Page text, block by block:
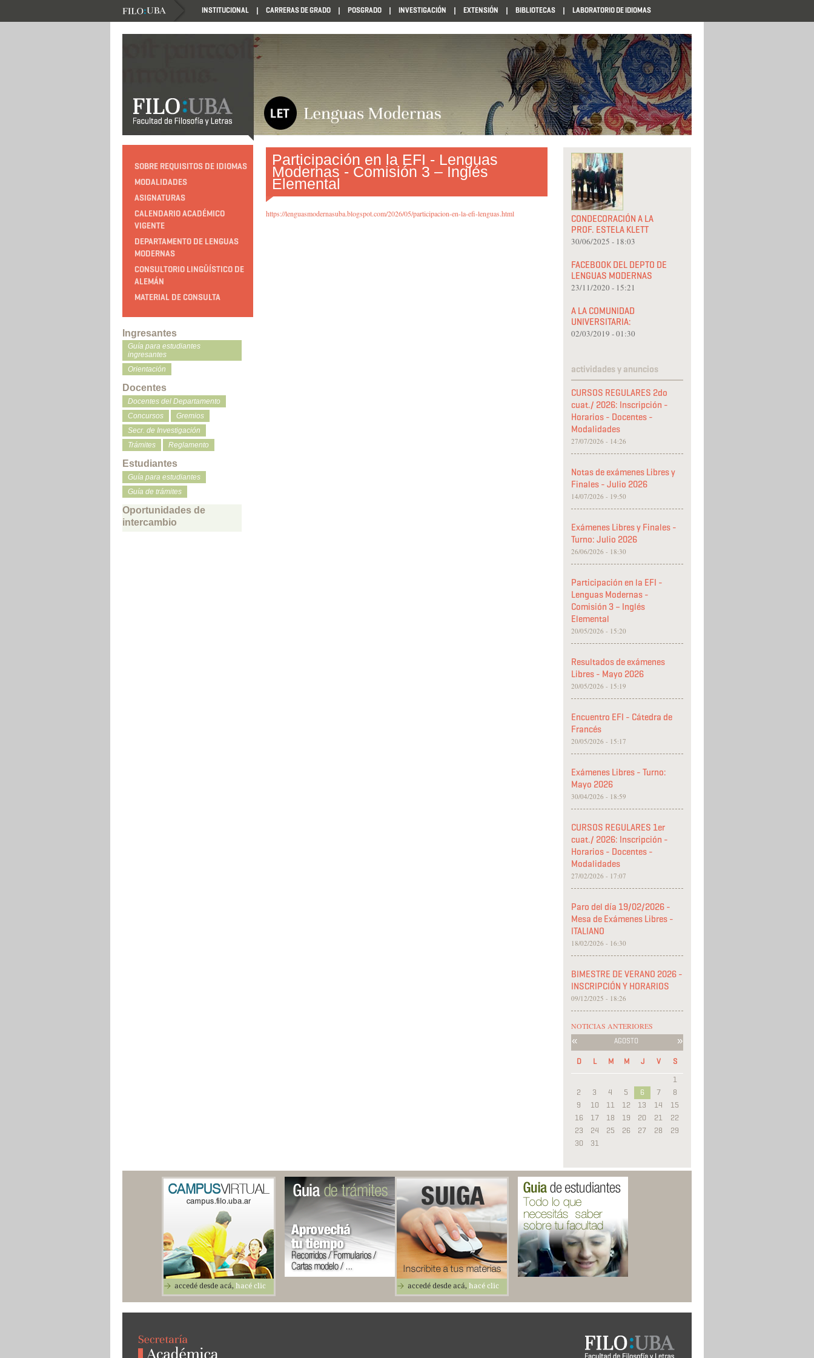
INSTITUCIONAL CARRERAS DE GRADO POSGRADO INVESTIGACIÓN EXTENSIÓN BIBLIOTECAS LABORATORIO DE IDIOMAS
SOBRE REQUISITOS DE IDIOMAS
MODALIDADES
ASIGNATURAS
CALENDARIO ACADÉMICO
VIGENTE
DEPARTAMENTO DE LENGUAS
MODERNAS
CONSULTORIO LINGÜÍSTICO DE
ALEMÁN
MATERIAL DE CONSULTA
Ingresantes
Guía para estudiantes
ingresantes
Orientación
Docentes
Docentes del Departamento
Concursos
Gremios
Secr. de Investigación
Trámites
Reglamento
Estudiantes
Guía para estudiantes
Guía de trámites
Oportunidades de
intercambio
CONDECORACIÓN A LA
PROF. ESTELA KLETT
30/06/2025 - 18:03
FACEBOOK DEL DEPTO DE
LENGUAS MODERNAS
23/11/2020 - 15:21
A LA COMUNIDAD
UNIVERSITARIA:
02/03/2019 - 01:30
actividades y anuncios
CURSOS REGULARES 2do
cuat./ 2026: Inscripción -
Horarios - Docentes -
Modalidades
27/07/2026 - 14:26
Notas de exámenes Libres y
Finales - Julio 2026
14/07/2026 - 19:50
Exámenes Libres y Finales -
Turno: Julio 2026
26/06/2026 - 18:30
Participación en la EFI -
Lenguas Modernas -
Comisión 3 – Inglés
Elemental
20/05/2026 - 15:20
Resultados de exámenes
Libres - Mayo 2026
20/05/2026 - 15:19
Encuentro EFI - Cátedra de
Francés
20/05/2026 - 15:17
Exámenes Libres - Turno:
Mayo 2026
30/04/2026 - 18:59
CURSOS REGULARES 1er
cuat./ 2026: Inscripción -
Horarios - Docentes -
Modalidades
27/02/2026 - 17:07
Paro del día 19/02/2026 -
Mesa de Exámenes Libres -
ITALIANO
18/02/2026 - 16:30
BIMESTRE DE VERANO 2026 -
INSCRIPCIÓN Y HORARIOS
09/12/2025 - 18:26
NOTICIAS ANTERIORES
« AGOSTO »
D L M M J V
S
1
2
3 4 5 6 7
8
9
10 11 12 13 14
15
16
17 18 19 20 21
22
23
24 25 26 27 28
29
30
31
Participación en la EFI - Lenguas
Modernas - Comisión 3 – Inglés
Elemental
https://lenguasmodernasuba.blogspot.com/2026/05/participacion-en-la-efi-lenguas.html